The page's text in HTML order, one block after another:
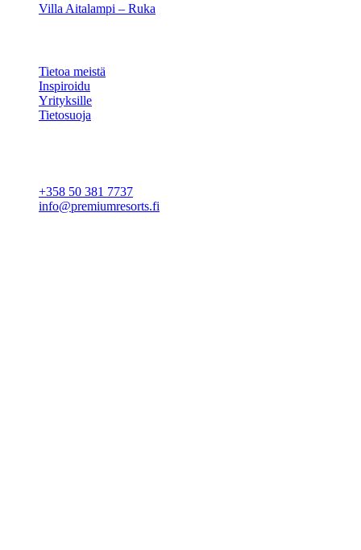
Villa Aitalampi – Ruka
Tietoa meistä
Inspiroidu
Yrityksille
Tietosuoja
+358 50 381 7737
info@premiumresorts.fi